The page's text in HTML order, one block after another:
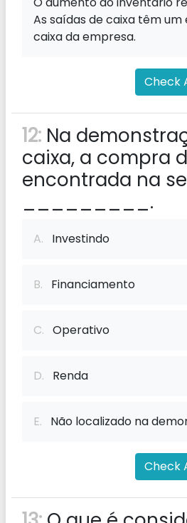
As saídas de caixa têm
caixa da empresa.
Check
12: Na
caixa, a compra
encontrada na
_________.
A. Investindo
B. Financiamento
C. Operativo
D. Renda
E. Não localizado na
Check